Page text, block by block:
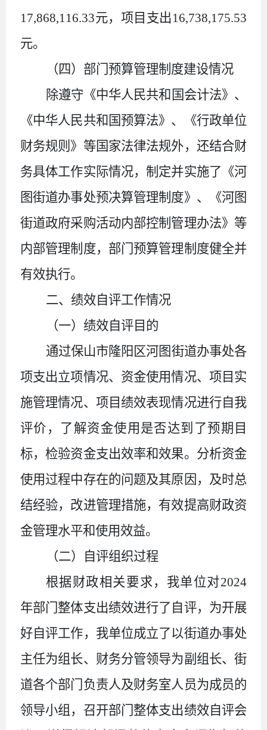
17,868,116.33元，项目支出 16,738,175.53
元。
（四）部门预算管理制度建设情况
除遵守《中华人民共和国会计法》、
《中华人民共和国预算法》、《行政单位
财务规则》等国家法律法规外，还结合财
务具体工作实际情况，制定并实施了《河
图街道办事处预决算管理制度》、《河图
街道政府采购活动内部控制管理办法》等
内部管理制度，部门预算管理制度健全并
有效执行。
二、绩效自评工作情况
（一）绩效自评目的
通过保山市隆阳区河图街道办事处各
项支出立项情况、资金使用情况、项目实
施管理情况、项目绩效表现情况进行自我
评价，了解资金使用是否达到了预期目
标，检验资金支出效率和效果。分析资金
使用过程中存在的问题及其原因，及时总
结经验，改进管理措施，有效提高财政资
金管理水平和使用效益。
（二）自评组织过程
根据财政相关要求，我单位对2024
年部门整体支出绩效进行了自评，为开展
好自评工作，我单位成立了以街道办事处
主任为组长、财务分管领导为副组长、街
道各个部门负责人及财务室人员为成员的
领导小组，召开部门整体支出绩效自评会